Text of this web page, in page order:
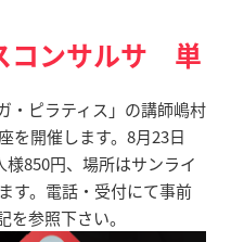
コンサルサ 単
・ピラティス」の講師嶋村
を開催します。8月23日
様850円、場所はサンライ
す。電話・受付にて事前
参照下さい。